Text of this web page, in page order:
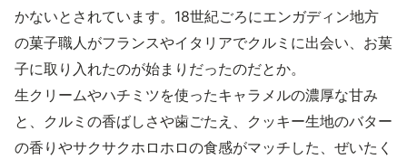
かないとされています。18世紀ごろにエンガディン地方
の菓子職人がフランスやイタリアでクルミに出会い、お菓
子に取り入れたのが始まりだったのだとか。
生クリームやハチミツを使ったキャラメルの濃厚な甘み
と、クルミの香ばしさや歯ごたえ、クッキー生地のバター
の香りやサクサクホロホロの食感がマッチした、ぜいたく